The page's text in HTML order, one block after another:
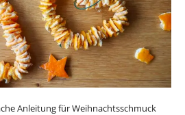
Anleitung für Weihnachtsschmuck